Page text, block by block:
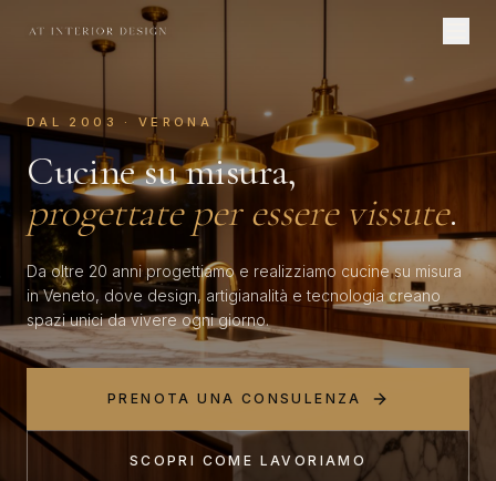
DAL 2003 · VERONA
Cucine su misura,
progettate per essere vissute.
Da oltre 20 anni progettiamo e realizziamo cucine su misura
in Veneto, dove design, artigianalità e tecnologia creano
spazi unici da vivere ogni giorno.
PRENOTA UNA CONSULENZA
SCOPRI COME LAVORIAMO